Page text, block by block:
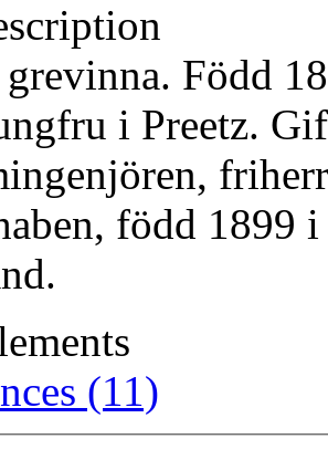
Född
i Preetz.
född 1899
(11)